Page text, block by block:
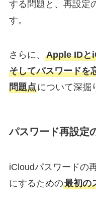
する問題と、再設定
す。
さらに、 Apple IDと
そしてパスワードを
問題点について深掘
パスワード再設定
iCloudパスワードの
にするための最初の